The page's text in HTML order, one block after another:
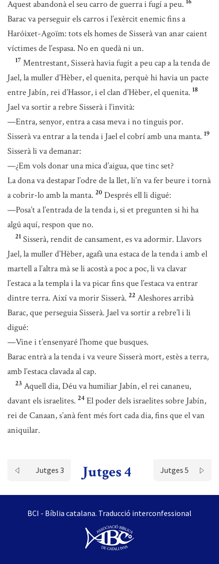
Aquest abandonà el seu carro de guerra i fugí a peu.
Barac va perseguir els carros i l’exèrcit enemic fins a
Haróixet-Agoïm: tots els homes de Sisserà van anar caient
víctimes de l’espasa. No en quedà ni un.
17 Mentrestant, Sisserà havia fugit a peu cap a la tenda de
Jael, la muller d’Hèber, el quenita, perquè hi havia un pacte
entre Jabín, rei d’Hassor, i el clan d’Hèber, el quenita. 18
Jael va sortir a rebre Sisserà i l’invità:
—Entra, senyor, entra a casa meva i no tinguis por.
Sisserà va entrar a la tenda i Jael el cobrí amb una manta. 19
Sisserà li va demanar:
—¿Em vols donar una mica d’aigua, que tinc set?
La dona va destapar l’odre de la llet, li’n va fer beure i tornà
a cobrir-lo amb la manta. 20 Després ell li digué:
—Posa’t a l’entrada de la tenda i, si et pregunten si hi ha
algú aquí, respon que no.
21 Sisserà, rendit de cansament, es va adormir. Llavors
Jael, la muller d’Hèber, agafà una estaca de la tenda i amb el
martell a l’altra mà se li acostà a poc a poc, li va clavar
l’estaca a la templa i la va picar fins que l’estaca va entrar
dintre terra. Així va morir Sisserà. 22 Aleshores arribà
Barac, que perseguia Sisserà. Jael va sortir a rebre’l i li
digué:
—Vine i t’ensenyaré l’home que busques.
Barac entrà a la tenda i va veure Sisserà mort, estès a terra,
amb l’estaca clavada al cap.
23 Aquell dia, Déu va humiliar Jabín, el rei cananeu,
davant els israelites. 24 El poder dels israelites sobre Jabín,
rei de Canaan, s’anà fent més fort cada dia, fins que el van
aniquilar.
Jutges 3 Jutges 4 Jutges 5
BCI - Bíblia catalana. Traducció interconfessional